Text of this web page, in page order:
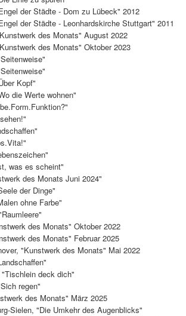
der Städte - Dom zu Lübeck" 2012
der Städte - Leonhardskirche Stuttgart" 2011
des Monats" August 2022
des Monats" Oktober 2023
Kopf"
die Werte wohnen"
was es scheint"
des Monats Juni 2024"
der Dinge"
ohne Farbe"
des Monats" Oktober 2022
des Monats" Februar 2025
"Kunstwerk des Monats" Mai 2022
deck dich"
regen"
des Monats" März 2025
Sielen, "Die Umkehr des Augenblicks"